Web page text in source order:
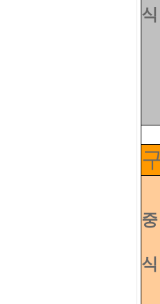
식
중
식